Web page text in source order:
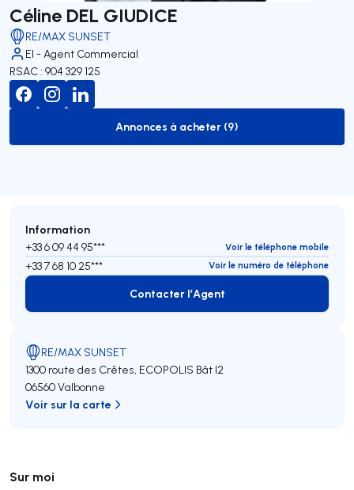
Céline DEL GIUDICE
RE/MAX SUNSET
EI - Agent Commercial
RSAC : 904 329 125
to-buy-listing
Annonces à acheter (9)
Sur moi
Information
+33 6 09 44 95*** Voir le téléphone mobile
+33 7 68 10 25*** Voir le numéro de téléphone
Contacter l’Agent
Contacter l’Agent
RE/MAX SUNSET
1300 route des Crêtes, ECOPOLIS Bât I2
06560 Valbonne
Voir sur la carte